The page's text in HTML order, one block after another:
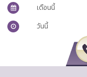
เดือนนี้
วันนี้